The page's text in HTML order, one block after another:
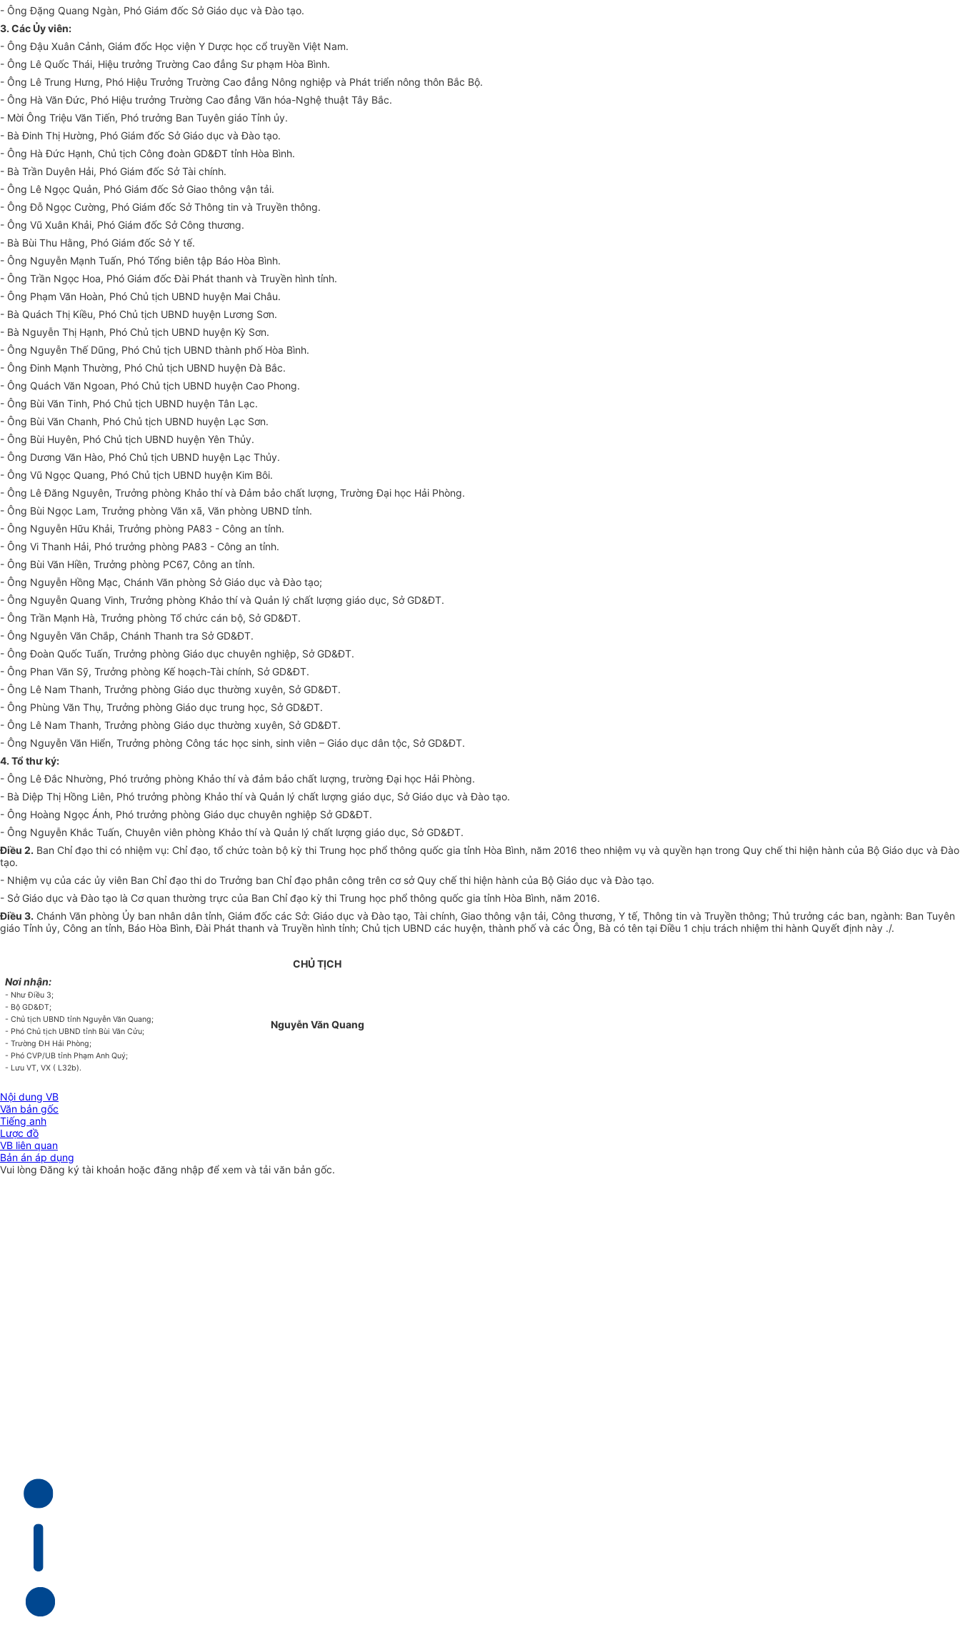
- Ông Đặng Quang Ngàn, Phó Giám đốc Sở Giáo dục và Đào tạo.
3. CácỦyviên:
- Ông Đậu Xuân Cảnh, Giám đốc Học viện Y Dược học cổ truyền Việt Nam.
- Ông Lê Quốc Thái, Hiệu trưởng Trường Cao đẳng Sư phạm Hòa Bình.
- Ông Lê Trung Hưng, Phó Hiệu Trưởng Trường Cao đẳng Nông nghiệp và Phát triển nông thôn Bắc Bộ.
- Ông Hà Văn Đức, Phó Hiệu trưởng Trường Cao đẳng Văn hóa-Nghệ thuật Tây Bắc.
- Mời Ông Triệu Văn Tiến, Phó trưởng Ban Tuyên giáo Tỉnh ủy.
- BàĐinh Thị Hường, Phó Giám đốc Sở Giáo dục và Đào tạo.
- Ông Hà Đức Hạnh, Chủ tịch Công đoàn GD&ĐT tỉnh Hòa Bình.
- Bà Trần Duyên Hải, Phó Giám đốc Sở Tài chính.
- Ông Lê Ngọc Quản, Phó Giám đốc Sở Giao thông vận tải.
- Ông Đỗ Ngọc Cường, Phó Giám đốc Sở Thông tin và Truyền thông.
- Ông Vũ Xuân Khải, Phó Giám đốc Sở Công thương.
- Bà Bùi Thu Hằng, Phó Giám đốc Sở Y tế.
- Ông Nguyễn Mạnh Tuấn, Phó Tổng biên tập Báo Hòa Bình.
- Ông Trần Ngọc Hoa, Phó Giám đốc Đài Phát thanh và Truyền hình tỉnh.
- Ông Phạm Văn Hoàn, Phó Chủ tịch UBND huyện Mai Châu.
- Bà Quách Thị Kiều, Phó Chủ tịch UBND huyện Lương Sơn.
- Bà Nguyễn Thị Hạnh, Phó Chủ tịch UBND huyện Kỳ Sơn.
- Ông Nguyễn Thế Dũng, Phó Chủ tịch UBND thành phốHòa Bình.
- ÔngĐinh Mạnh Thường, Phó Chủ tịch UBND huyện Đà Bắc.
- Ông Quách Văn Ngoan, Phó Chủ tịch UBND huyện Cao Phong.
- Ông Bùi Văn Tinh, Phó Chủ tịch UBND huyện Tân Lạc.
- Ông Bùi Văn Chanh, Phó Chủ tịch UBND huyện Lạc Sơn.
- Ông Bùi Huyên, Phó Chủ tịch UBND huyện Yên Thủy.
- Ông Dương Văn Hào, Phó Chủ tịch UBND huyện Lạc Thủy.
- Ông Vũ Ngọc Quang, Phó Chủ tịch UBND huyện Kim Bôi.
- Ông Lê Đăng Nguyên, Trưởng phòng Khảo thí và Đảm bảo chất lượng, Trường Đại học Hải Phòng.
- Ông Bùi Ngọc Lam, Trưởng phòng Văn xã, Văn phòng UBND tỉnh.
- Ông Nguyễn Hữu Khải, Trưởng phòng PA83 - Công an tỉnh.
- Ông Vi Thanh Hải, Phó trưởng phòng PA83 - Công an tỉnh.
- Ông Bùi Văn Hiền, Trưởng phòng PC67, Công an tỉnh.
- Ông Nguyễn Hồng Mạc, Chánh Văn phòng Sở Giáo dục và Đào tạo;
- Ông Nguyễn Quang Vinh, Trưởng phòng Khảo thí và Quản lý chất lượng giáo dục, Sở GD&ĐT.
- Ông Trần Mạnh Hà, Trưởng phòng Tổ chức cán bộ, Sở GD&ĐT.
- Ông Nguyễn Văn Chắp, Chánh Thanh tra SởGD&ĐT.
- Ông Đoàn Quốc Tuấn, Trưởng phòng Giáo dục chuyên nghiệp, SởGD&ĐT.
- Ông Phan Văn Sỹ, Trưởng phòng Kế hoạch-Tài chính, Sở GD&ĐT.
- Ông Lê Nam Thanh, Trưởng phòng Giáo dục thường xuyên, SởGD&ĐT.
- Ông Phùng Văn Thụ, Trưởng phòng Giáo dục trung học, SởGD&ĐT.
- Ông Lê Nam Thanh, Trưởng phòng Giáo dục thường xuyên, SởGD&ĐT.
- Ông Nguyễn Văn Hiển, Trưởng phòng Công tác học sinh, sinh viên – Giáo dục dân tộc, SởGD&ĐT.
4. Tổ thư ký:
- Ông Lê Đắc Nhường, Phó trưởng phòng Khảo thí và đảm bảo chất lượng, trường Đại học Hải Phòng.
- Bà Diệp Thị Hồng Liên, Phó trưởng phòng Khảo thí và Quản lý chất lượng giáo dục, SởGiáo dục và Đào tạo.
- Ông Hoàng Ngọc Ánh, Phó trưởng phòng Giáo dục chuyên nghiệp Sở GD&ĐT.
- Ông Nguyễn Khắc Tuấn, Chuyên viên phòng Khảo thí và Quản lý chất lượng giáo dục, Sở GD&ĐT.
Điều 2. Ban Chỉ đạo thi có nhiệm vụ: Chỉ đạo, tổ chức toàn bộ kỳ thi Trung học phổ thông quốc gia tỉnh Hòa Bình, năm 2016 theo nhiệm vụ và quyền hạn trong Quy chế thi hiện hành của Bộ Giáo dục và Đào
tạo.
- Nhiệm vụ của các ủy viên Ban Chỉ đạo thi do Trưởng ban Chỉ đạo phân công trên cơ sở Quy chế thi hiện hành của Bộ Giáo dục và Đào tạo.
- SởGiáo dục và Đào tạo là Cơ quan thường trực của Ban Chỉ đạo kỳ thi Trung học phổ thông quốc gia tỉnh Hòa Bình, năm 2016.
Điều 3. Chánh Văn phòng Ủy ban nhân dân tỉnh, Giám đốc các Sở: Giáo dục và Đào tạo, Tài chính, Giao thông vận tải, Công thương, Y tế, Thông tin và Truyền thông; Thủ trưởng các ban, ngành: Ban Tuyên
giáo Tỉnh ủy, Công an tỉnh, Báo Hòa Bình, Đài Phát thanh và Truyền hình tỉnh; Chủ tịch UBND các huyện, thành phố và các Ông, Bà có tên tại Điều 1 chịu trách nhiệm thi hành Quyết định này ./.
Nơi nhận:
- Như Điều 3;
- Bộ GD&ĐT;
- Chủ tịch UBND tỉnh Nguyễn Văn Quang;
- Phó Chủ tịch UBND tỉnh BùiVăn Cửu;
- Trường ĐH Hải Phòng;
- Phó CVP/UB tỉnh Phạm Anh Quý;
- Lưu VT, VX ( L32b).
CHỦ TỊCH
Nguyễn Văn Quang
Nội dung VB
Văn bản gốc
Tiếng anh
Lược đồ
VB liên quan
Bản án áp dụng
Vui lòngĐăng ký tài khoản hoặc đăng nhập để xem và tải văn bản gốc.